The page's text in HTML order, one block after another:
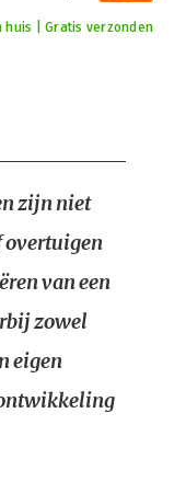
huis | Gratis verzonden
zijn niet
overtuigen
van een
zowel
eigen